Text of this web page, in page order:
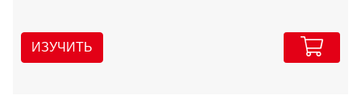
ИЗУЧИТЬ